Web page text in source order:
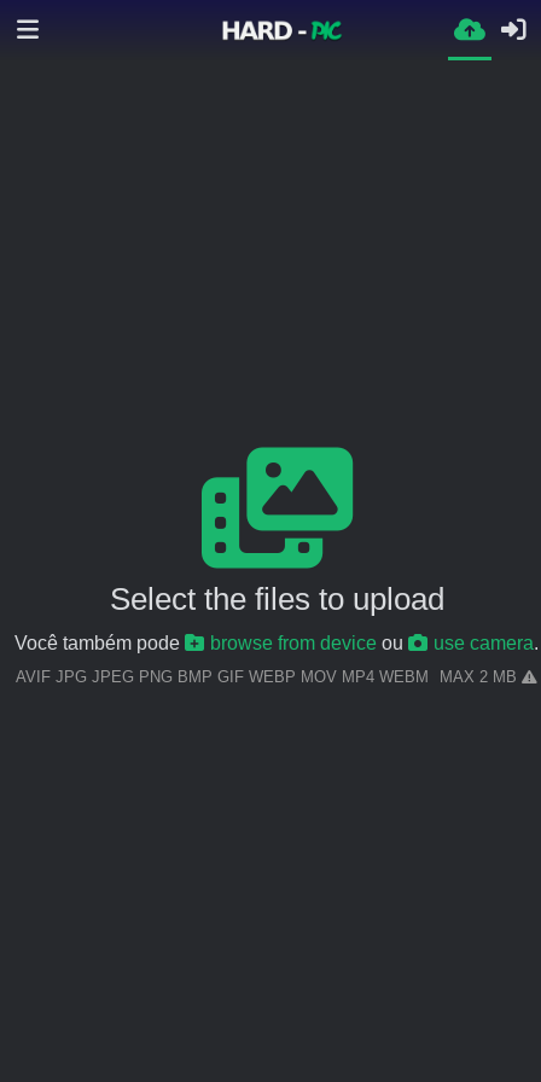
Select the files to upload
Você também pode browse from device ou use camera
AVIF JPG JPEG PNG BMP GIF WEBP MOV MP4 WEBM MAX 2 MB